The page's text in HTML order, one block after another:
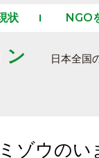
状 NGO
日本全国
ゾウのい